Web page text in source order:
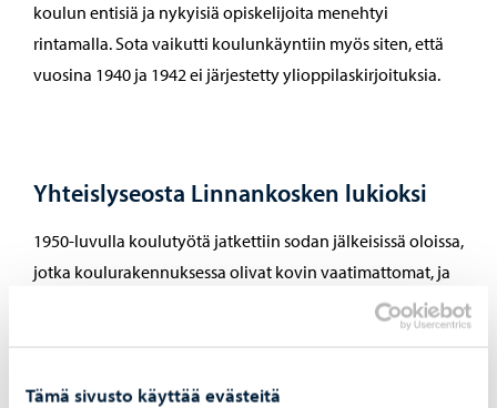
Tämä sivusto käyttää evästeitä
koulun entisiä ja nykyisiä opiskelijoita menehtyi
rintamalla. Sota vaikutti koulunkäyntiin myös siten, että
vuosina 1940 ja 1942 ei järjestetty ylioppilaskirjoituksia.
Yhteislyseosta Linnankosken lukioksi
1950-luvulla koulutyötä jatkettiin sodan jälkeisissä oloissa,
jotka koulurakennuksessa olivat kovin vaatimattomat, ja
esimerkiksi talviaikaan uuneilla lämmitettävissä
luokkahuoneissa saattoi olla vain muutama lämpöaste.
dramaattinen, sillä tuolloin koulun sisätiloissa syttyi